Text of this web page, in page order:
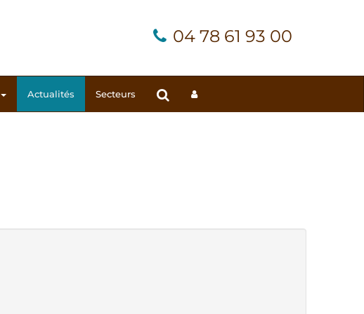
04 78 61 93 00
Actualités Secteurs